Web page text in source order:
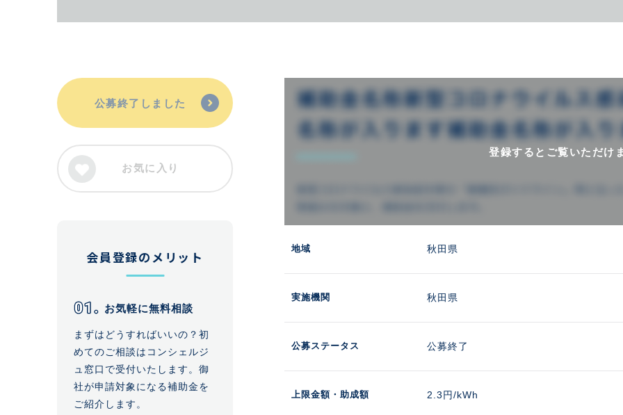
登録するとご覧いただけ
地域 秋田県
実施機関 秋田県
公募ステータス 公募終了
上限金額 ・助成額 2.3円/kWh
公募終了しました
お気に入り
会員登録のメリット
お気軽に無料相談
まずはどうすればいいの？初
めてのご相談はコンシェルジ
ュ窓口で受付いたします。御
社が申請対象になる補助金を
ご紹介します。